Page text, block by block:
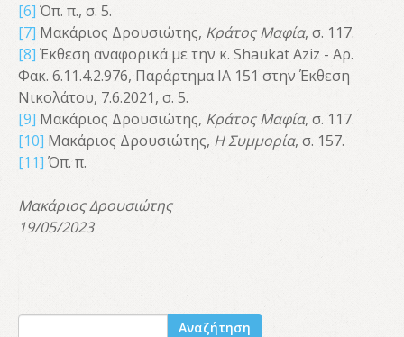
[6] Όπ. π., σ. 5.
[7] Μακάριος Δρουσιώτης, Κράτος Μαφία, σ. 117.
[8] Έκθεση αναφορικά με την κ. Shaukat Aziz - Αρ.
Φακ. 6.11.4.2.976, Παράρτημα ΙΑ 151 στην Έκθεση
Νικολάτου, 7.6.2021, σ. 5.
[9] Μακάριος Δρουσιώτης, Κράτος Μαφία, σ. 117.
[10] Μακάριος Δρουσιώτης, Η Συμμορία, σ. 157.
[11] Όπ. π.
Μακάριος Δρουσιώτης
19/05/2023
Αναζήτηση